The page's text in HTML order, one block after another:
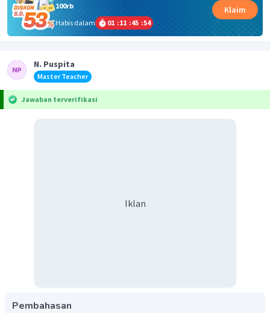
100rb
Habis dalam
01 :11 :45 :54
Klaim
N. Puspita
Master Teacher
Jawaban terverifikasi
Iklan
Pembahasan